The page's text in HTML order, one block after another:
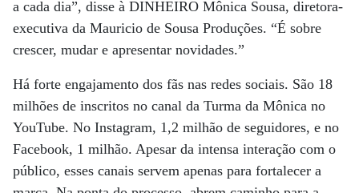
a cada dia”, disse à DINHEIRO Mônica Sousa, diretora-
executiva da Mauricio de Sousa Produções. “É sobre
crescer, mudar e apresentar novidades.”
Há forte engajamento dos fãs nas redes sociais. São 18
milhões de inscritos no canal da Turma da Mônica no
YouTube. No Instagram, 1,2 milhão de seguidores, e no
Facebook, 1 milhão. Apesar da intensa interação com o
público, esses canais servem apenas para fortalecer a